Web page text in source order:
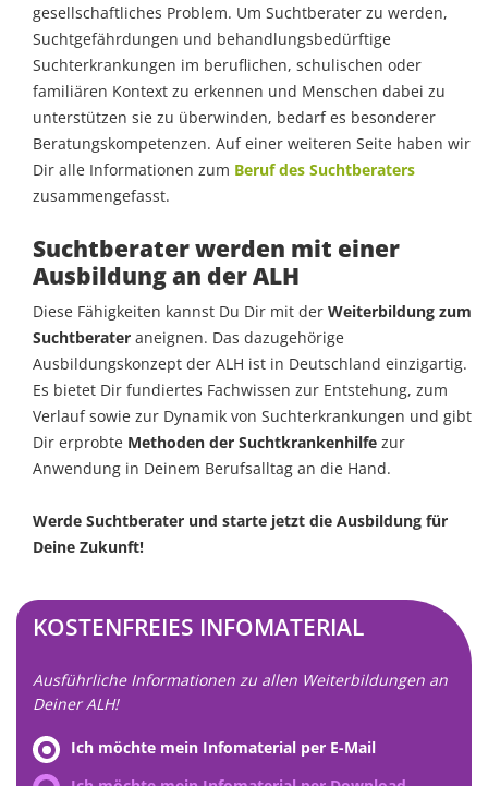
gesellschaftliches Problem. Um Suchtberater zu werden,
Suchtgefährdungen und behandlungsbedürftige
Suchterkrankungen im beruflichen, schulischen oder
familiären Kontext zu erkennen und Menschen dabei zu
unterstützen sie zu überwinden, bedarf es besonderer
Beratungskompetenzen. Auf einer weiteren Seite haben wir
Dir alle Informationen zum Beruf des Suchtberaters
zusammengefasst.
Suchtberater werden mit einer
Ausbildung an der ALH
Diese Fähigkeiten kannst Du Dir mit der Weiterbildung zum
Suchtberater aneignen. Das dazugehörige
Ausbildungskonzept der ALH ist in Deutschland einzigartig.
Es bietet Dir fundiertes Fachwissen zur Entstehung, zum
Verlauf sowie zur Dynamik von Suchterkrankungen und gibt
Dir erprobte Methoden der Suchtkrankenhilfe zur
Anwendung in Deinem Berufsalltag an die Hand.
Werde Suchtberater und starte jetzt die Ausbildung für
Deine Zukunft!
KOSTENFREIES INFOMATERIAL
Ausführliche Informationen zu allen Weiterbildungen an
Deiner ALH!
Ich möchte mein Infomaterial per E-Mail